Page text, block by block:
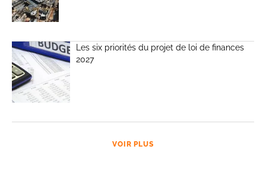
Les six priorités du projet de loi de finances
2027
VOIR PLUS